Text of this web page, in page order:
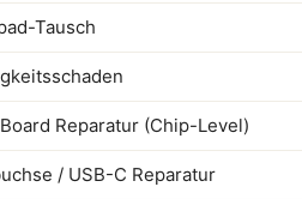
Tausch
Reparatur (Chip-Level)
/ USB-C Reparatur